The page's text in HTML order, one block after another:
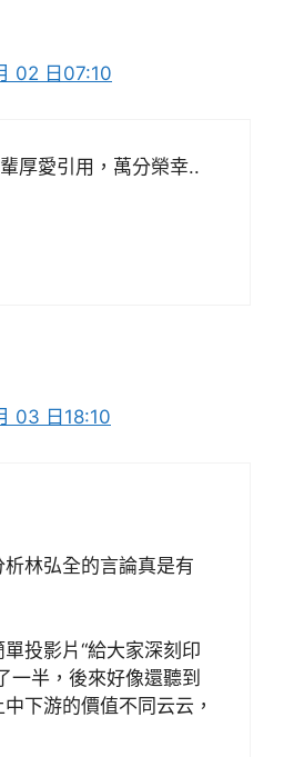
02 日07:10
厚愛引用，萬分榮幸..
03 日18:10
林弘全的言論真是有
投影片“給大家深刻印
一半，後來好像還聽到
下游的價值不同云云，